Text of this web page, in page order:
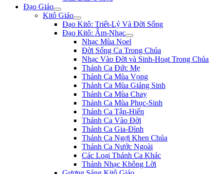
Đạo Giáo
Kitô Giáo
Đạo Kitô: Triết-Lý Và Đời Sống
Đạo Kitô: Âm-Nhạc
Nhạc Mùa Noel
Đời Sống Ca Trong Chúa
Nhạc Vào Đời và Sinh-Hoạt Trong Chúa
Thánh Ca Đức Mẹ
Thánh Ca Mùa Vọng
Thánh Ca Mùa Giáng Sinh
Thánh Ca Mùa Chay
Thánh Ca Mùa Phục-Sinh
Thánh Ca Tận-Hiến
Thánh Ca Vào Đời
Thánh Ca Gia-Đình
Thánh Ca Ngợi Khen Chúa
Thánh Ca Nước Ngoài
Các Loại Thánh Ca Khác
Thánh Nhạc Không Lời